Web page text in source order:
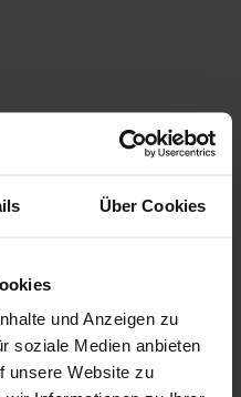
Über Cookies
und Anzeigen zu
soziale Medien anbieten
unsere Website zu
super!